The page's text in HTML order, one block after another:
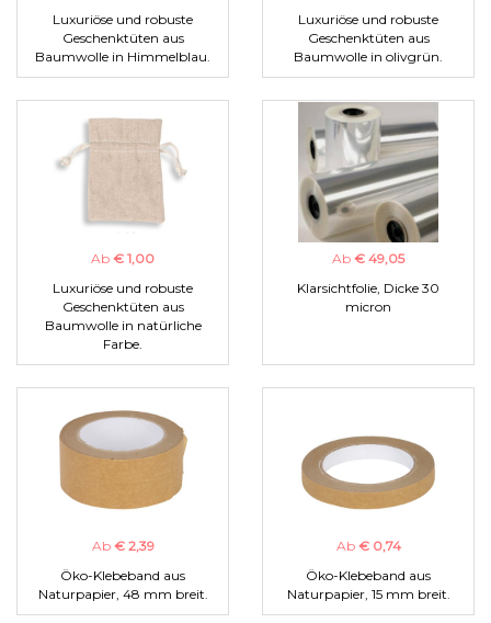
Luxuriöse und robuste
Geschenktüten aus
Baumwolle in Himmelblau.
Luxuriöse und robuste
Geschenktüten aus
Baumwolle in olivgrün.
Ab € 1,00
Luxuriöse und robuste
Geschenktüten aus
Baumwolle in natürliche
Farbe.
Ab € 49,05
Klarsichtfolie, Dicke 30
micron
Ab € 2,39
Öko-Klebeband aus
Naturpapier, 48 mm breit.
Ab € 0,74
Öko-Klebeband aus
Naturpapier, 15 mm breit.